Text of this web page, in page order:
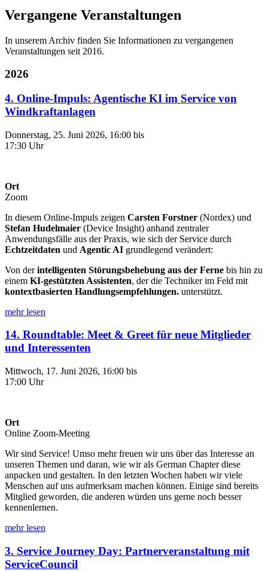
Vergangene Veranstaltungen
In unserem Archiv finden Sie Informationen zu vergangenen
Veranstaltungen seit 2016.
2026
4. Online-Impuls: Agentische KI im Service von
Windkraftanlagen
Donnerstag, 25. Juni 2026, 16:00 bis
17:30 Uhr
Ort
Zoom
In diesem Online-Impuls zeigen Carsten Forstner (Nordex) und
Stefan Hudelmaier (Device Insight) anhand zentraler
Anwendungsfälle aus der Praxis, wie sich der Service durch
Echtzeitdaten und Agentic AI grundlegend verändert:
Von derintelligenten Störungsbehebung aus der Ferne bis hin zu
einem KI-gestützten Assistenten, der die Techniker im Feld mit
kontextbasierten Handlungsempfehlungen. unterstützt.
mehr lesen
14. Roundtable: Meet & Greet für neue Mitglieder
und Interessenten
Mittwoch, 17. Juni 2026, 16:00 bis
17:00 Uhr
Ort
Online Zoom-Meeting
Wir sind Service! Umso mehr freuen wir uns über das Interesse an
unseren Themen und daran, wie wir als German Chapter diese
anpacken und gestalten. In den letzten Wochen haben wir viele
Menschen auf uns aufmerksam machen können. Einige sind bereits
Mitglied geworden, die anderen würden uns gerne noch besser
kennenlernen.
mehr lesen
3. Service Journey Day: Partnerveranstaltung mit
ServiceCouncil